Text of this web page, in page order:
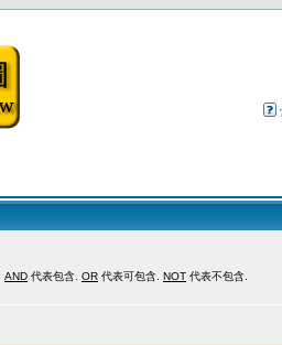
AND 代表包含. OR 代表可包含. NOT 代表不包含.